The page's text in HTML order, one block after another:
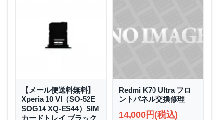
【メール便送料無料】
Xperia 10 VI（SO-52E
SOG14 XQ-ES44）SIM
カードトレイ ブラック
Redmi K70 Ultra フロ
ントパネル交換修理
14,000円(税込)